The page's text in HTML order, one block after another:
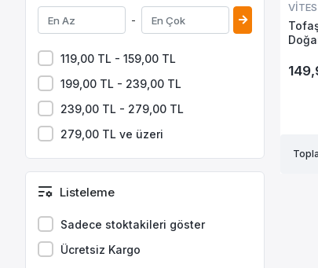
-
119,00 TL - 159,00 TL
199,00 TL - 239,00 TL
239,00 TL - 279,00 TL
279,00 TL ve üzeri
Listeleme
Sadece stoktakileri göster
Ücretsiz Kargo